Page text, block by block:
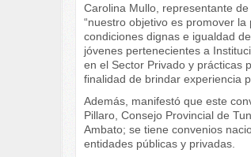
Carolina Mullo, representante
“nuestro objetivo es promover
condiciones dignas e igualdad
jóvenes pertenecientes a
en el Sector Privado y prácticas
finalidad de brindar experiencia
Además, manifestó que este
Pillaro, Consejo Provincial de
Ambato; se tiene convenios
entidades públicas y privadas.